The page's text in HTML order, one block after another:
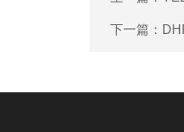
下一篇：